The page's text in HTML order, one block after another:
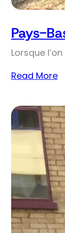
Pays-
Lorsque
Read More